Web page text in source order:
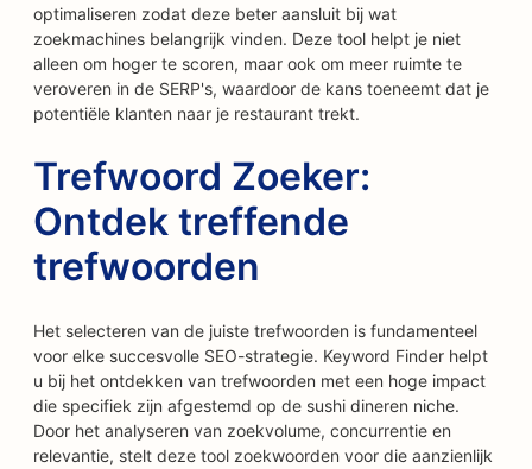
optimaliseren zodat deze beter aansluit bij wat
zoekmachines belangrijk vinden. Deze tool helpt je niet
alleen om hoger te scoren, maar ook om meer ruimte te
veroveren in de SERP's, waardoor de kans toeneemt dat je
potentiële klanten naar je restaurant trekt.
Trefwoord Zoeker:
Ontdek treffende
trefwoorden
Het selecteren van de juiste trefwoorden is fundamenteel
voor elke succesvolle SEO-strategie. Keyword Finder helpt
u bij het ontdekken van trefwoorden met een hoge impact
die specifiek zijn afgestemd op de sushi dineren niche.
Door het analyseren van zoekvolume, concurrentie en
relevantie, stelt deze tool zoekwoorden voor die aanzienlijk